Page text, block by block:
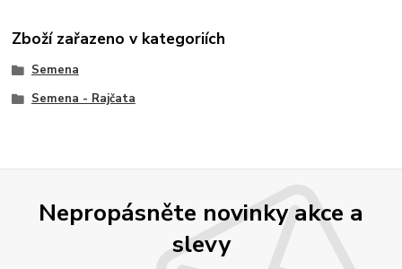
Zboží zařazeno v kategoriích
Semena
Semena - Rajčata
Nepropásněte novinky akce a
slevy